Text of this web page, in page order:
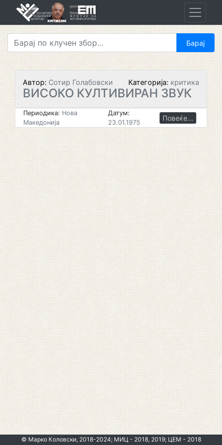
Автор: Сотир Голабовски Категорија: критика
ВИСОКО КУЛТИВИРАН ЗВУК
Периодика: Нова
Македонија
Датум:
23.01.1975
Повеќе...
© Марко Коловски, 2018-2024; МИЦ - 2018, 2019; ЦЕМ - 2018